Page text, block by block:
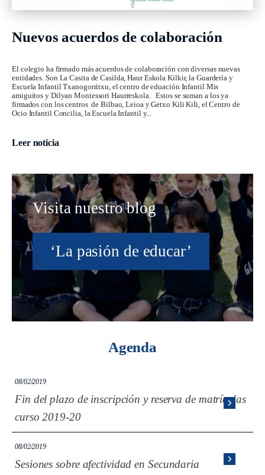
Nuevos acuerdos de colaboración
El colegio ha firmado más acuerdos de colaboración con diversas nuevas
entidades. Son La Casita de Casilda, Haur Eskola Kilkir, la Guardería y
Escuela Infantil Txanogorritxu, el centro de eduación Infantil Mis
amiguitos y Dilyan Montessori Haurreskola. Estos se suman a los ya
firmados con los centros de Bilbao, Leioa y Getxo Kili KiIi, el Centro de
Ocio Infantil Concilia, la Escuela Infantil y...
Leer noticia
Visita nuestro blog
‘La pasión de educar’
Agenda
08/02/2019
Fin del plazo de inscripción y reserva de matrículas
curso 2019-20
08/02/2019
Sesiones sobre afectividad en Secundaria